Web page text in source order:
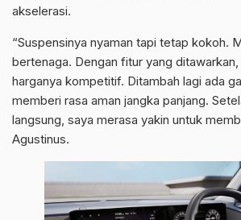
akselerasi.
“Suspensinya nyaman tapi tetap kokoh.
bertenaga. Dengan fitur yang
harganya kompetitif. Ditambah lagi ada
memberi rasa aman jangka panjang.
langsung, saya merasa yakin untuk
Agustinus.